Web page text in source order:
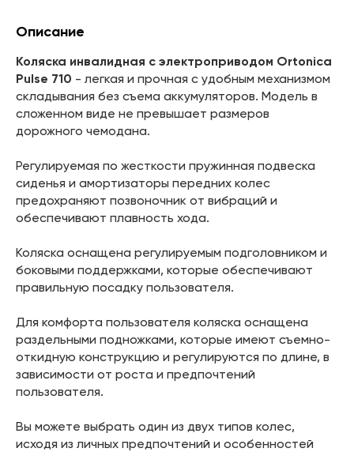
Описание
Коляска инвалидная с электроприводом Ortonica
Pulse 710 - легкая и прочная с удобным механизмом
складывания без съема аккумуляторов. Модель в
сложенном виде не превышает размеров
дорожного чемодана.
Регулируемая по жесткости пружинная подвеска
сиденья и амортизаторы передних колес
предохраняют позвоночник от вибраций и
обеспечивают плавность хода.
Коляска оснащена регулируемым подголовником и
боковыми поддержками, которые обеспечивают
правильную посадку пользователя.
Для комфорта пользователя коляска оснащена
раздельными подножками, которые имеют съемно-
откидную конструкцию и регулируются по длине, в
зависимости от роста и предпочтений
пользователя.
Вы можете выбрать один из двух типов колес,
исходя из личных предпочтений и особенностей